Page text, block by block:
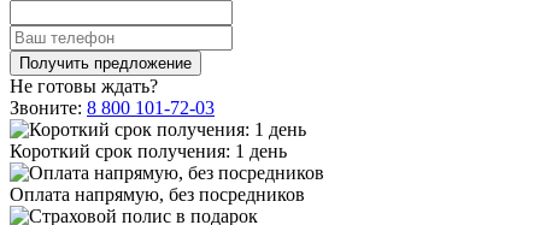
Не готовы ждать?
Звоните: 8 800 101-72-03
Короткий срок получения: 1 день
Оплата напрямую, без посредников